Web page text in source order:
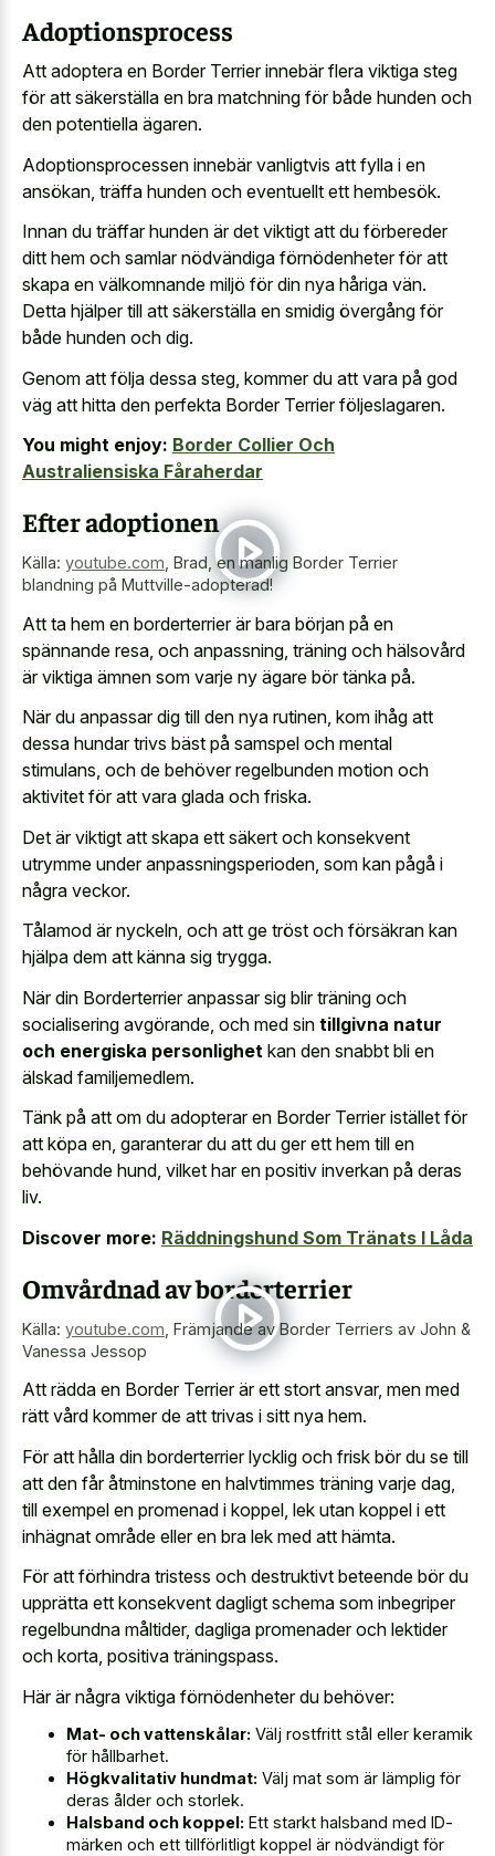
Adoptionsprocess
Att adoptera en Border Terrier innebär flera viktiga steg
för att säkerställa en bra matchning för både hunden och
den potentiella ägaren.
Adoptionsprocessen innebär vanligtvis att fylla i en
ansökan, träffa hunden och eventuellt ett hembesök.
Innan du träffar hunden är det viktigt att du förbereder
ditt hem och samlar nödvändiga förnödenheter för att
skapa en välkomnande miljö för din nya håriga vän.
Detta hjälper till att säkerställa en smidig övergång för
både hunden och dig.
Genom att följa dessa steg, kommer du att vara på god
väg att hitta den perfekta Border Terrier följeslagaren.
You might enjoy: Border Collier Och
Australiensiska Fåraherdar
Efter adoptionen
Källa: youtube.com Brad, en manlig Border Terrier
blandning på Muttville-adopterad!
Att ta hem en borderterrier är bara början på en
spännande resa, och anpassning, träning och hälsovård
är viktiga ämnen som varje ny ägare bör tänka på.
När du anpassar dig till den nya rutinen, kom ihåg att
dessa hundar trivs bäst på samspel och mental
stimulans, och de behöver regelbunden motion och
aktivitet för att vara glada och friska.
Det är viktigt att skapa ett säkert och konsekvent
utrymme under anpassningsperioden, som kan pågå i
några veckor.
Tålamod är nyckeln, och att ge tröst och försäkran kan
hjälpa dem att känna sig trygga.
När din Borderterrier anpassar sig blir träning och
socialisering avgörande, och med sin tillgivna natur
och energiska personlighet kan den snabbt bli en
älskad familjemedlem.
Tänk på att om du adopterar en Border Terrier istället för
att köpa en, garanterar du att du ger ett hem till en
behövande hund, vilket har en positiv inverkan på deras
liv.
Discover more: Räddningshund Som Tränats I Låda
Omvårdnad av borderterrier
Källa: youtube.com Främjande av Border Terriers av John &
Vanessa Jessop
Att rädda en Border Terrier är ett stort ansvar, men med
rätt vård kommer de att trivas i sitt nya hem.
För att hålla din borderterrier lycklig och frisk bör du se till
att den får åtminstone en halvtimmes träning varje dag,
till exempel en promenad i koppel, lek utan koppel i ett
inhägnat område eller en bra lek med att hämta.
För att förhindra tristess och destruktivt beteende bör du
upprätta ett konsekvent dagligt schema som inbegriper
regelbundna måltider, dagliga promenader och lektider
och korta, positiva träningspass.
Här är några viktiga förnödenheter du behöver:
Mat- och vattenskålar: Välj rostfritt stål eller keramik
för hållbarhet.
Högkvalitativ hundmat: Välj mat som är lämplig för
deras ålder och storlek.
Halsband och koppel: Ett starkt halsband med ID-
märken och ett tillförlitligt koppel är nödvändigt för